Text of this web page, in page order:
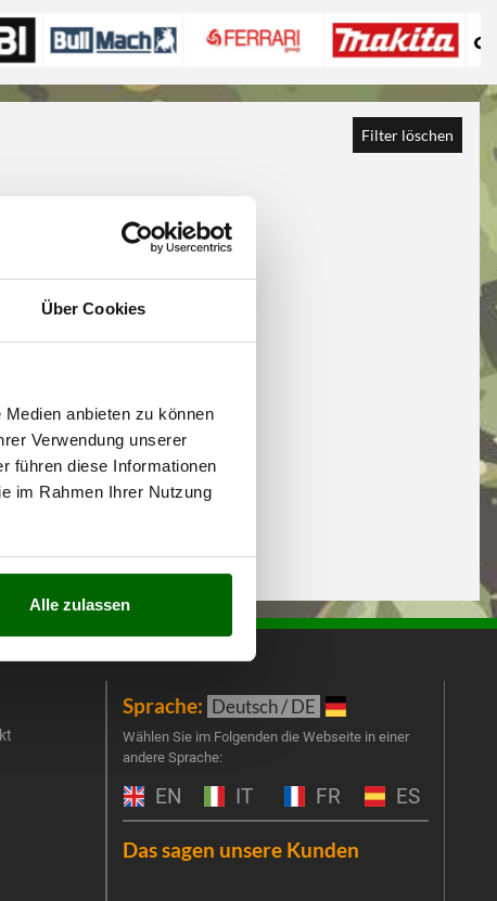
Über Cookies
anbieten zu können
Verwendung unserer
führen diese Informationen
im Rahmen Ihrer Nutzung
Alle zulassen
Filter löschen
Sprache: Deutsch / DE
Wählen Sie im Folgenden die Webseite in einer
andere Sprache:
EN IT FR ES
Das sagen unsere Kunden